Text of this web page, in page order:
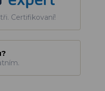
Certifikovaní!